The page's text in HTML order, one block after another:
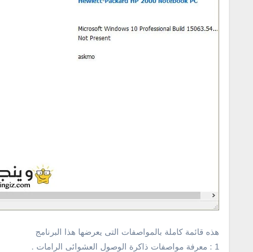
هذه قائمة كاملة بالمواصفات التى يعرضها هذا البرنامج
1 : معرفة مواصفات ذاكرة الوصول العشوائى الرامات .